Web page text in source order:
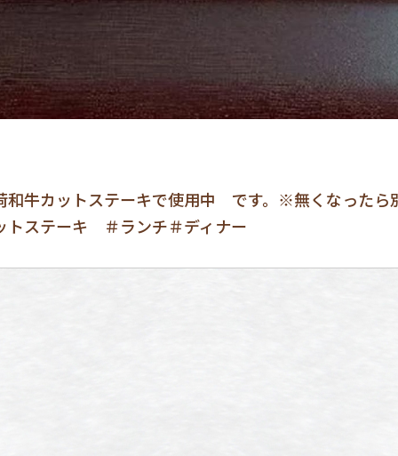
牛カットステーキで使用中 です。※無くなったら
ステーキ ＃ランチ＃ディナー